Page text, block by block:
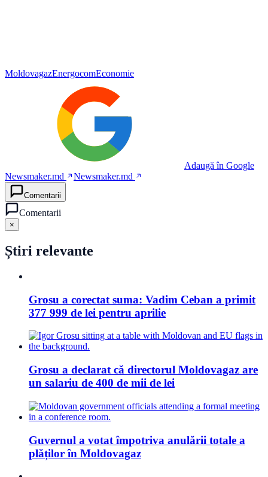
MoldovagazEnergocomEconomie
Adaugă în Google
Newsmaker.md
Newsmaker.md
Comentarii
Comentarii
×
Știri relevante
Grosu a corectat suma: Vadim Ceban a primit
377 999 de lei pentru aprilie
Grosu a declarat că directorul Moldovagaz are
un salariu de 400 de mii de lei
Guvernul a votat împotriva anulării totale a
plăților în Moldovagaz